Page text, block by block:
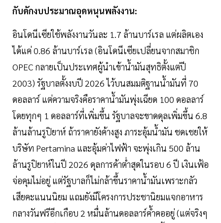
กับดักงบประมาณอุดหนุนพลังงาน:
อินโดนีเซียใช้พลังงานวันละ 1.7 ล้านบาร์เรล แต่ผลิตเอง
ได้แค่ 0.86 ล้านบาร์เรล (อินโดนีเซียเปลี่ยนจากสมาชิก
OPEC กลายเป็นประเทศผู้นำเข้าน้ำมันสุทธิตั้งแต่ปี
2003) รัฐบาลตั้งงบปี 2026 ไว้บนสมมติฐานน้ำมันที่ 70
ดอลลาร์ แต่ความจริงคือราคาน้ำมันพุ่งเฉียด 100 ดอลลาร์
โดยทุกๆ 1 ดอลลาร์ที่เพิ่มขึ้น รัฐบาลจะขาดดุลเพิ่มขึ้น 6.8
ล้านล้านรูปิยาห์ ถ้าราคายังค้างสูง ภาระอุ้มน้ำมัน ชดเชยให้
บริษัท Pertamina และอุ้มค่าไฟฟ้า จะพุ่งเกิน 500 ล้าน
ล้านรูปิยาห์ในปี 2026 ดุลการค้าต่ำสุดในรอบ 6 ปี เงินเฟ้อ
จ่อคุมไม่อยู่ แต่รัฐบาลก็ไม่กล้าขึ้นราคาน้ำมันเพราะกลัว
เสียคะแนนนิยม แถมยังมีโครงการประชานิยมแจกอาหาร
กลางวันฟรีอีกเกือบ 2 หมื่นล้านดอลลาร์ค้ำคออยู่ (แต่จริงๆ